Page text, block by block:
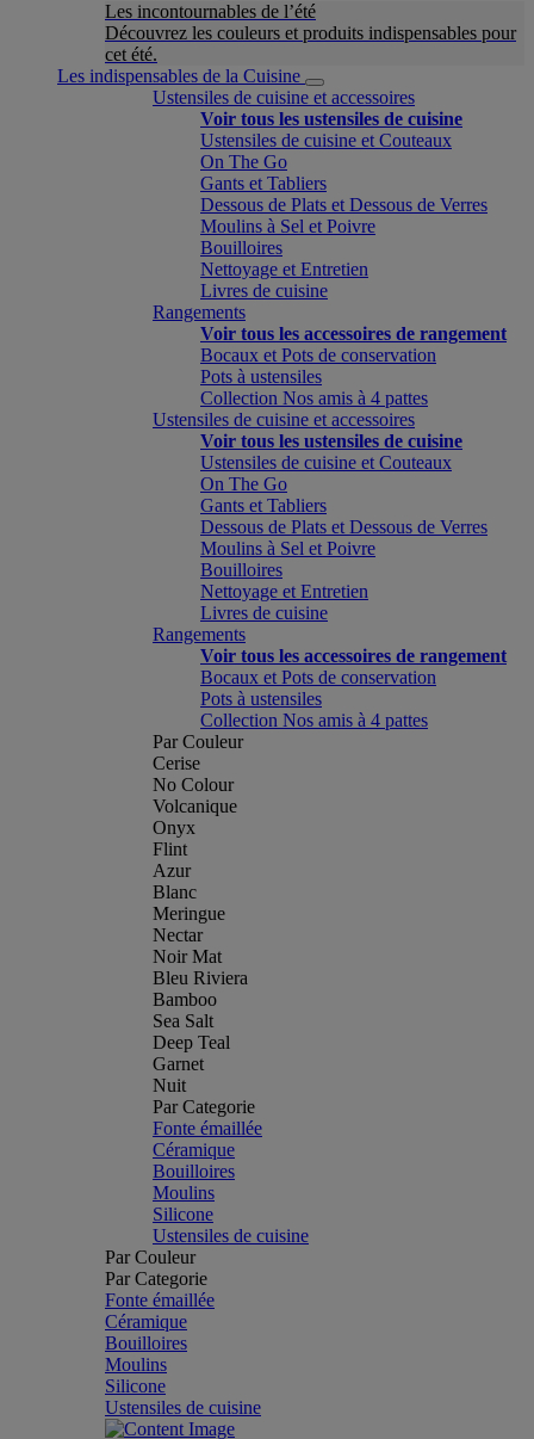
Les incontournables de l’été
Découvrez les couleurs et produits indispensables pour
cet été.
Les indispensables de la Cuisine
Ustensiles de cuisine et accessoires
Voir tous les ustensiles de cuisine
Ustensiles de cuisine et Couteaux
On The Go
Gants et Tabliers
Dessous de Plats et Dessous de Verres
Moulins à Sel et Poivre
Bouilloires
Nettoyage et Entretien
Livres de cuisine
Rangements
Voir tous les accessoires de rangement
Bocaux et Pots de conservation
Pots à ustensiles
Collection Nos amis à 4 pattes
Ustensiles de cuisine et accessoires
Voir tous les ustensiles de cuisine
Ustensiles de cuisine et Couteaux
On The Go
Gants et Tabliers
Dessous de Plats et Dessous de Verres
Moulins à Sel et Poivre
Bouilloires
Nettoyage et Entretien
Livres de cuisine
Rangements
Voir tous les accessoires de rangement
Bocaux et Pots de conservation
Pots à ustensiles
Collection Nos amis à 4 pattes
Par Couleur
Cerise
No Colour
Volcanique
Onyx
Flint
Azur
Blanc
Meringue
Nectar
Noir Mat
Bleu Riviera
Bamboo
Sea Salt
Deep Teal
Garnet
Nuit
Par Categorie
Fonte émaillée
Céramique
Bouilloires
Moulins
Silicone
Ustensiles de cuisine
Par Couleur
Par Categorie
Fonte émaillée
Céramique
Bouilloires
Moulins
Silicone
Ustensiles de cuisine